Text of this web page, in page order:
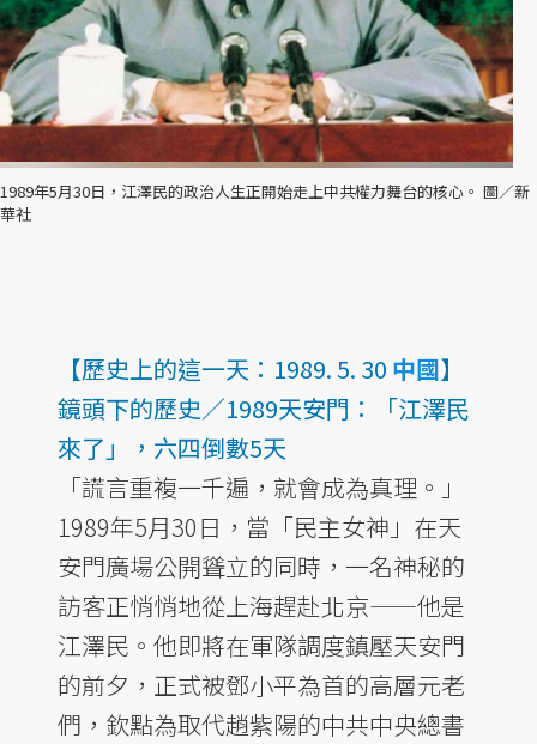
1989年5月30日，江澤民的政治人生正開始走上中共權力舞台的核心。 圖／新
華社
【歷史上的這一天：1989. 5. 30 中國】
鏡頭下的歷史／1989天安門：「江澤民
來了」，六四倒數5天
「謊言重複一千遍，就會成為真理。」
1989年5月30日，當「民主女神」在天
安門廣場公開聳立的同時，一名神秘的
訪客正悄悄地從上海趕赴北京——他是
江澤民。他即將在軍隊調度鎮壓天安門
的前夕，正式被鄧小平為首的高層元老
們，欽點為取代趙紫陽的中共中央總書